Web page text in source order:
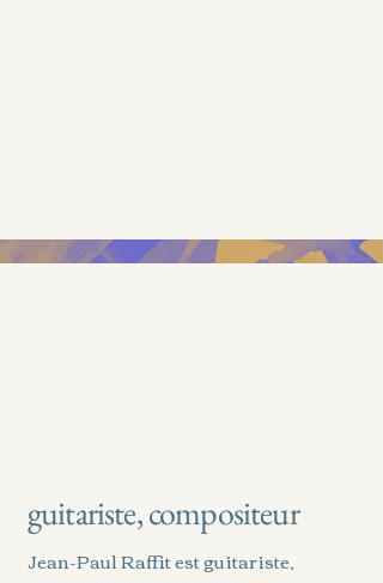
guitariste, compositeur
Jean-Paul Raffit est guitariste,